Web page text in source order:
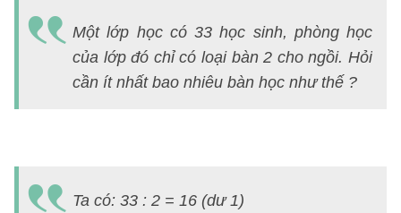
Một lớp học có 33 học sinh, phòng học
của lớp đó chỉ có loại bàn 2 cho ngồi. Hỏi
cần ít nhất bao nhiêu bàn học như thế ?
Ta có: 33 : 2 = 16 (dư 1)